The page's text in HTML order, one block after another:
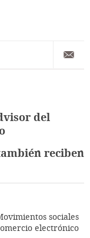
del
reciben
sociales
electrónico